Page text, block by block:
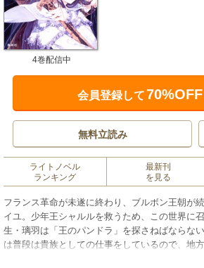
4巻配信中
会員登録して70%OFF
無料立読み
ライトノベル
ランキング
最新刊
を見る
フランス革命が未遂に終わり、ブルボン王朝が
イユ。少年王シャルルを救うため、この世界に
生・璃羽は「王のパンドラ」を探さねばならな
は普段は貴族としての仕事をしているので、地
行くことになった。その貴族の城にパンドラの